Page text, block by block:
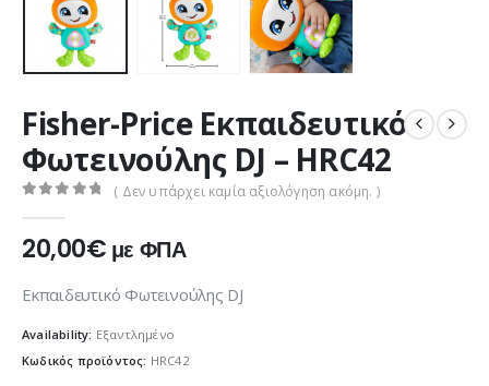
Fisher-Price Εκπαιδευτικό
Φωτεινούλης DJ – HRC42
( Δεν υπάρχει καμία αξιολόγηση ακόμη. )
20,00€ με ΦΠΑ
Εκπαιδευτικό Φωτεινούλης DJ
Availability: Εξαντλημένο
Κωδικός προϊόντος: HRC42